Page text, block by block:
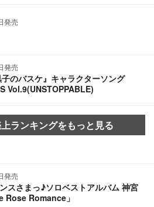
発売
発売
のバスケ』キャラクターソング
Vol.9(UNSTOPPABLE)
ランキングをもっと見る
発売
スさまっ♪ソロベストアルバム 神宮
Rose Romance」